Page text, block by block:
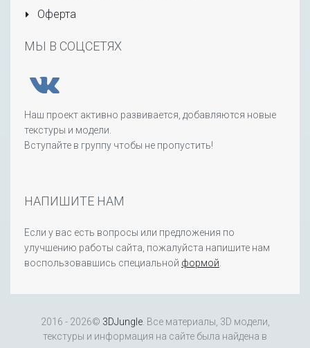
Оферта
МЫ В СОЦСЕТЯХ
Наш проект активно развивается, добавляются новые
текстуры и модели.
Вступайте в группу чтобы не пропустить!
НАПИШИТЕ НАМ
Если у вас есть вопросы или предложения по
улучшению работы сайта, пожалуйста напишите нам
воспользовавшись специальной формой
2016 - 2026© 3DJungle. Все материалы, 3D модели,
текстуры и информация на сайте была найдена в